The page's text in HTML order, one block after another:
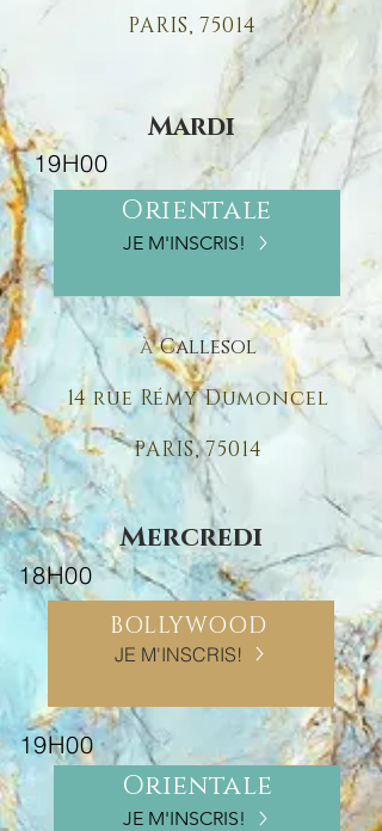
PARIS, 75014
Mardi
19H00
JE M'INSCRIS!
Orientale
àCallesol
14 rue Rémy Dumoncel
PARIS, 75014
Mercredi
18H00
JE M'INSCRIS!
BOLLYWOOD
19H00
JE M'INSCRIS!
Orientale